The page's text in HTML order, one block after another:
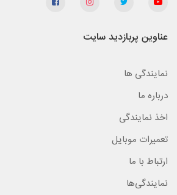
عناوین پربازدید سایت
نمایندگی ها
درباره ما
اخذ نمایندگی
تعمیرات موبایل
ارتباط با ما
نمایندگی‌ها